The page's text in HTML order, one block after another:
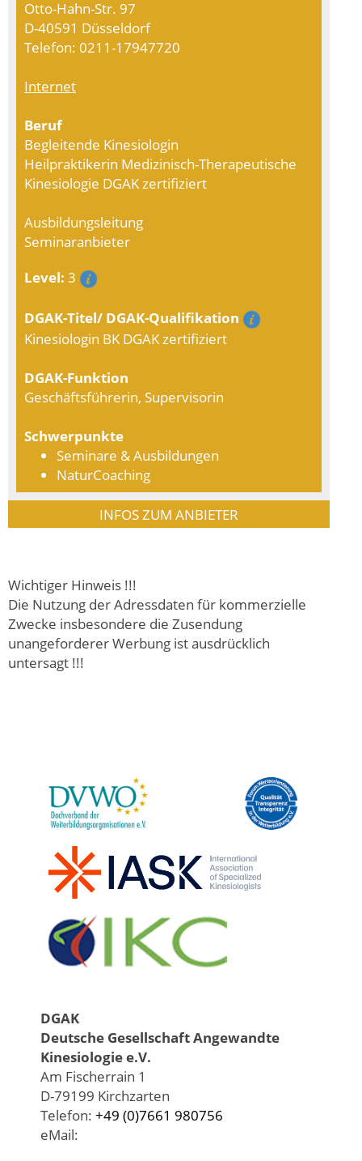
Otto-Hahn-Str. 97
D-40591 Düsseldorf
Telefon: 0211-17947720
Internet
Beruf
Begleitende Kinesiologin
Heilpraktikerin Medizinisch-Therapeutische
Kinesiologie DGAK zertifiziert
Ausbildungsleitung
Seminaranbieter
Level: 3
DGAK-Titel/ DGAK-Qualifikation
Kinesiologin BK DGAK zertifiziert
DGAK-Funktion
Geschäftsführerin, Supervisorin
Schwerpunkte
Seminare & Ausbildungen
NaturCoaching
INFOS ZUM ANBIETER
Wichtiger Hinweis !!!
Die Nutzung der Adressdaten für kommerzielle
Zwecke insbesondere die Zusendung
unangeforderer Werbung ist ausdrücklich
untersagt !!!
DGAK
Deutsche Gesellschaft Angewandte
Kinesiologie e.V.
Am Fischerrain 1
D-79199 Kirchzarten
Telefon: +49 (0)7661 980756
eMail: